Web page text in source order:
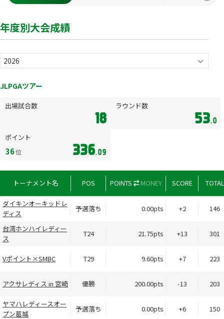
年度別大会成績
JLPGAツアー
出場試合数
18
ラウンド数
53.0
ポイント
336.09
36位
トーナメント名 POS POINTS MONEY SCORE TOTAL
ダイキンオーキッドレ
ディス
予選落ち 0.00pts +2 146
台湾ホンハイレディー
ス
T24 21.75pts +13 301
Vポイント×SMBC T29 9.60pts +7 223
アクサレディス in 宮崎 優勝 200.00pts -13 203
ヤマハレディースオー
プン葛城
予選落ち 0.00pts +6 150